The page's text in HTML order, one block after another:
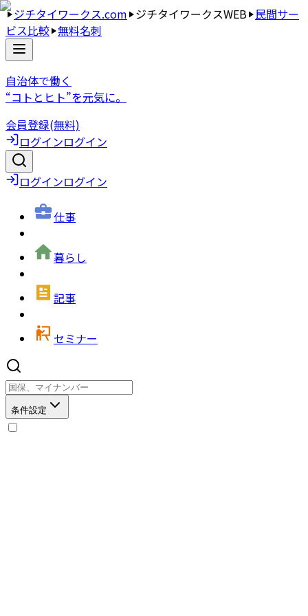
ジチタイワークス.com ジチタイワークスWEB 民間サー
ビス比較 無料名刺
自治体で働く
“コトとヒト”を元気に。
会員登録(無料)
ログインログイン
ログインログイン
仕事
暮らし
記事
セミナー
条件設定